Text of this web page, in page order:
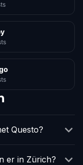
Questo?
er in Zürich?